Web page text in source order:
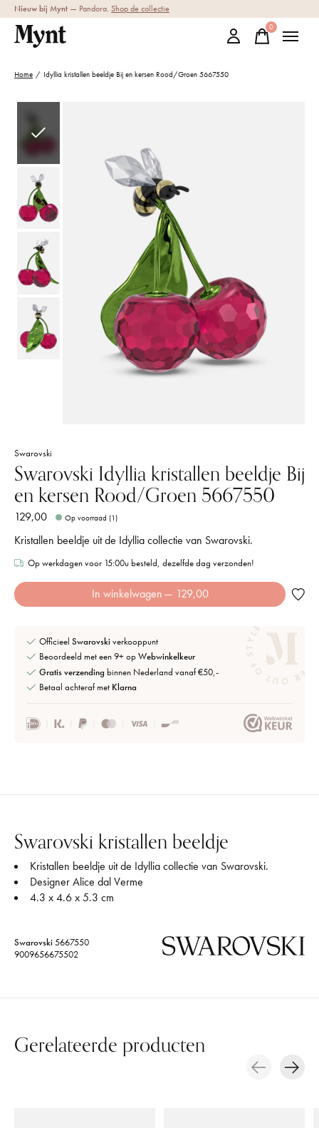
Nieuw bij Mynt — Pandora. Shop de collectie
0items
Home / Idyllia kristallen beeldje Bij en kersen Rood/Groen 5667550
Swarovski
Swarovski Idyllia kristallen beeldje Bij
en kersen Rood/Groen 5667550
129,00 Op voorraad (1)
Kristallen beeldje uit de Idyllia collectie van Swarovski.
Op werkdagen voor 15:00u besteld, dezelfde dag verzonden!
In winkelwagen — 129,00
Officieel Swarovskiverkooppunt
Beoordeeld met een 9+ opWebwinkelkeur
Gratis verzending binnen Nederland vanaf €50,-
Betaal achteraf met Klarna
Swarovski kristallen beeldje
Kristallen beeldje uit de Idyllia collectie van Swarovski.
Designer Alice dal Verme
4.3 x 4.6 x 5.3 cm
Swarovski5667550
9009656675502
Gerelateerde producten